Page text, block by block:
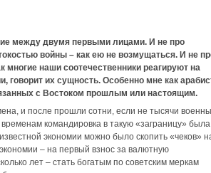
между двумя первыми лицами. И не про
войны – как ею не возмущаться. И не
многие наши соотечественники реагируют на
говорит их сущность. Особенно мне как
с Востоком прошлым или настоящим.
и после прошли сотни, если не тысячи
командировка в такую «заграницу» была
экономии можно было скопить «чеков»
– на первый взнос за валютную
лет – стать богатым по советским меркам